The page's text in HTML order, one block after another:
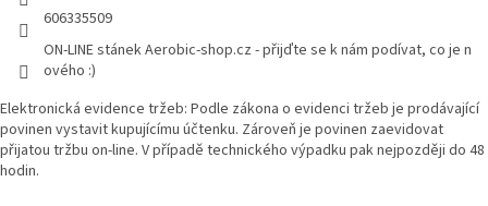
606335509
ON-LINE stánek Aerobic-shop.cz - přijďte se k nám podívat, co je n
ového :)
Elektronická evidence tržeb: Podle zákona o evidenci tržeb je prodávající
povinen vystavit kupujícímu účtenku. Zároveň je povinen zaevidovat
přijatou tržbu on-line. V případě technického výpadku pak nejpozději do 48
hodin.